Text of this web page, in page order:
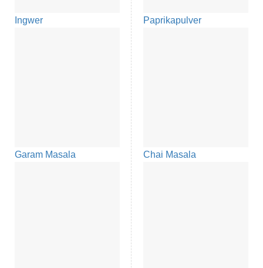
Ingwer
Garam Masala
Paprikapulver
Chai Masala